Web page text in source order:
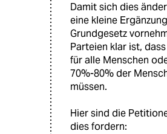
Damit sich dies
eine kleine
Grundgesetz
Parteien klar ist,
für alle Menschen
70%-80% der
müssen.
Hier sind die
dies fordern: